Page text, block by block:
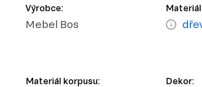
Výrobce:
Mebel Bos
Materiál korpusu: Dekor: